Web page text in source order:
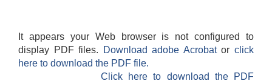
It appears your Web browser is not configured to
display PDF files.
Download adobe Acrobatorclick
here to download the PDF file.
Click here to download the PDF